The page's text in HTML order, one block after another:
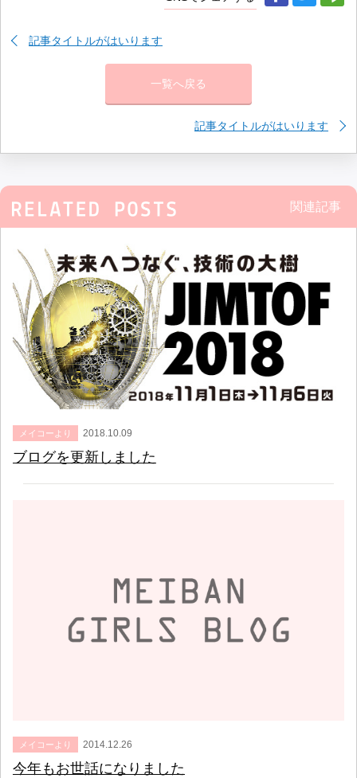
記事タイトルがはいります
一覧へ戻る
記事タイトルがはいります
関連記事
メイコーより 2018.10.09
ブログを更新しました
メイコーより 2014.12.26
今年もお世話になりました